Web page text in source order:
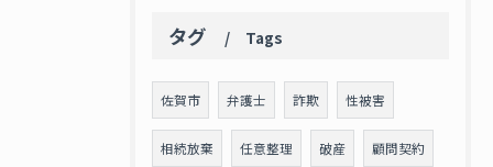
タグ Tags
佐賀市 弁護士 詐欺 性被害
相続放棄 任意整理 破産 顧問契約